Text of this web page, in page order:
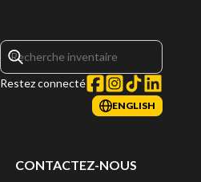
Restez connecté
ENGLISH
CONTACTEZ-NOUS